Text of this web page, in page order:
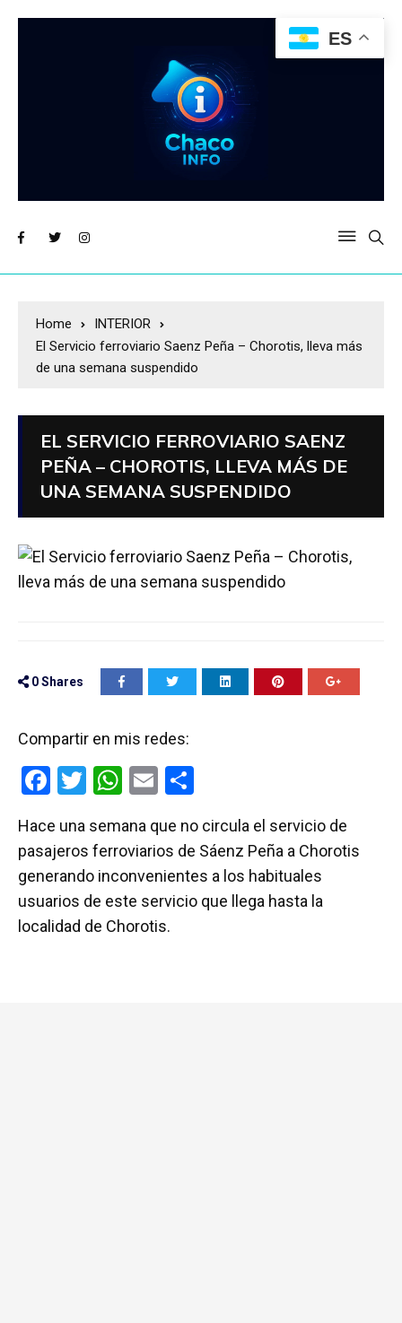
Home
INTERIOR
El Servicio ferroviario Saenz Peña – Chorotis, lleva más
de una semana suspendido
EL SERVICIO FERROVIARIO SAENZ
PEÑA – CHOROTIS, LLEVA MÁS DE
UNA SEMANA SUSPENDIDO
0Shares
Compartir en mis redes:
F
ce
b
o
o
T
tt
er
W
at
s
A
p
E
ail m
p
ar
Hace una semana que no circula el servicio de
pasajeros ferroviarios de Sáenz Peña a Chorotis
generando inconvenientes a los habituales
usuarios de este servicio que llega hasta la
localidad de Chorotis.
ES